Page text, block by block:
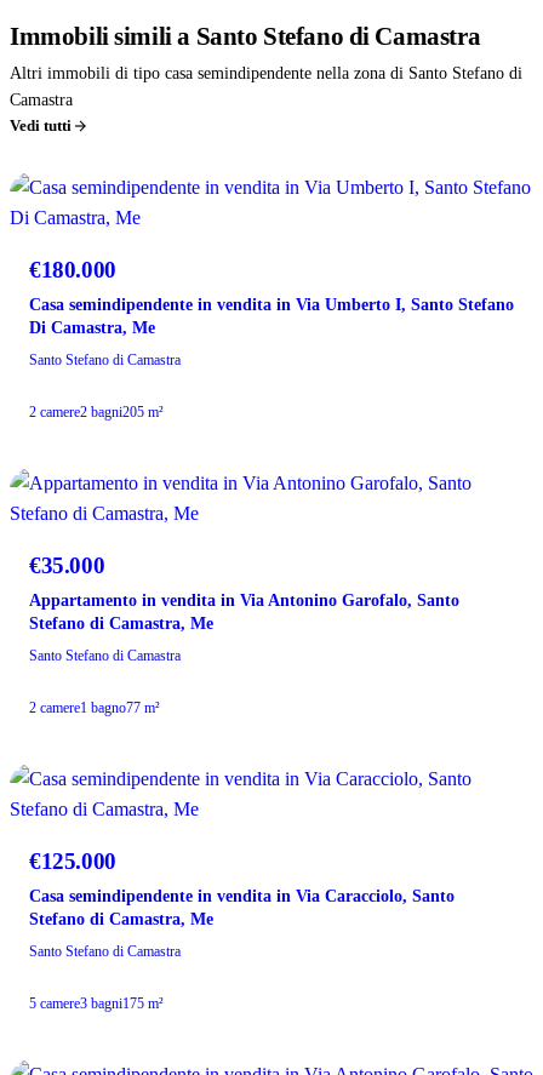
Immobilisimili a Santo Stefano di Camastra
Altri immobili di tipo casa semindipendente nella zona di Santo Stefano di
Camastra
Vedi tutti
€180.000
Casa semindipendente in vendita in Via Umberto I, Santo Stefano
Di Camastra, Me
Santo Stefano di Camastra
2 camere2 bagni205 m²
VENDITA
€35.000
Appartamento in vendita in Via Antonino Garofalo, Santo
Stefano di Camastra, Me
Santo Stefano di Camastra
2 camere1 bagno77 m²
€125.000
Casa semindipendente in vendita in Via Caracciolo, Santo
Stefano di Camastra, Me
Santo Stefano di Camastra
5 camere3 bagni175 m²